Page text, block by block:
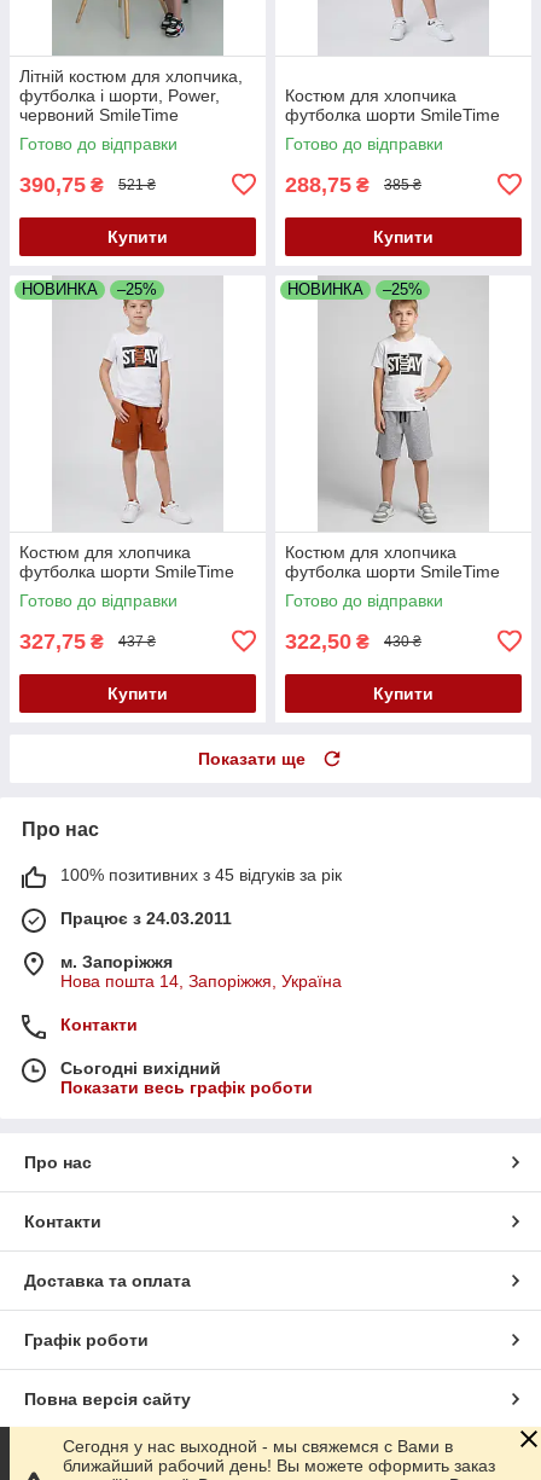
Літній костюм для хлопчика,
футболка і шорти, Power,
червоний SmileTime
Готово до відправки
390,75 ₴ 521 ₴
Купити
Костюм для хлопчика
футболка шорти SmileTime
Готово до відправки
288,75 ₴ 385 ₴
Купити
НОВИНКА –25%
Костюм для хлопчика
футболка шорти SmileTime
Готово до відправки
327,75 ₴ 437 ₴
Купити
НОВИНКА –25%
Костюм для хлопчика
футболка шорти SmileTime
Готово до відправки
322,50 ₴ 430 ₴
Купити
Показати ще
Про нас
100% позитивних з 45 відгуків за рік
Працює з 24.03.2011
м. Запоріжжя
Нова пошта 14, Запоріжжя, Україна
Контакти
Сьогодні вихідний
Показати весь графік роботи
Про нас
Контакти
Доставка та оплата
Графік роботи
Повна версія сайту
Сайт створено на маркетплейсі Prom.ua
Сегодня у нас выходной - мы свяжемся с Вами в
ближайший рабочий день! Вы можете оформить заказ